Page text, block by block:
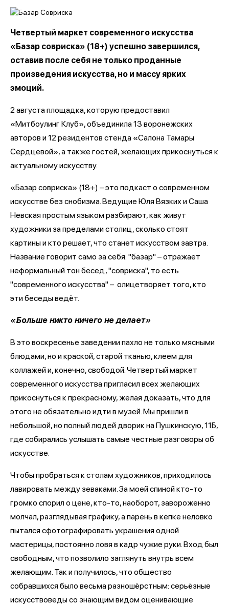
Четвертый маркет современного искусства
«Базар совриска» (18+) успешно завершился,
оставив после себя не только проданные
произведения искусства, но и массу ярких
эмоций.
2 августа площадка, которую предоставил
«Митбоулинг Клуб», объединила 13 воронежских
авторов и 12 резидентов стенда «Салона Тамары
Сердцевой», а также гостей, желающих прикоснуться к
актуальному искусству.
«Базар совриска» (18+) – это подкаст о современном
искусстве без снобизма. Ведущие Юля Вязких и Саша
Невская простым языком разбирают, как живут
художники за пределами столиц, сколько стоят
картины и кто решает, что станет искусством завтра.
Название говорит само за себя: "базар" – отражает
неформальный тон бесед, "совриска", то есть
"современного искусства" – олицетворяет того, кто
эти беседы ведёт.
«Больше никто ничего не делает»
В это воскресенье заведении пахло не только мясными
блюдами, но и краской, старой тканью, клеем для
коллажей и, конечно, свободой. Четвертый маркет
современного искусства пригласил всех желающих
прикоснуться к прекрасному, желая доказать, что для
этого не обязательно идти в музей. Мы пришли в
небольшой, но полный людей дворик на Пушкинскую, 11Б,
где собирались услышать самые честные разговоры об
искусстве.
Чтобы пробраться к столам художников, приходилось
лавировать между зеваками. За моей спиной кто-то
громко спорил о цене, кто-то, наоборот, завороженно
молчал, разглядывая графику, а парень в кепке неловко
пытался сфотографировать украшения одной
мастерицы, постоянно ловя в кадр чужие руки. Вход был
свободным, что позволило заглянуть внутрь всем
желающим. Так и получилось, что общество
собравшихся было весьма разношёрстным: серьёзные
искусствоведы со знающим видом оценивающие